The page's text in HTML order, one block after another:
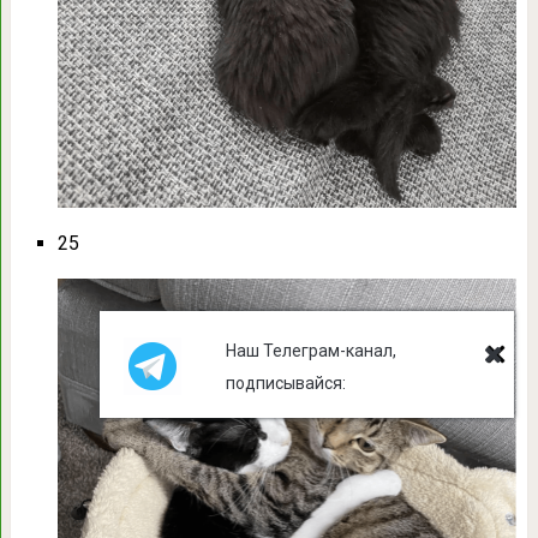
25
Наш Телеграм-канал,
подписывайся: